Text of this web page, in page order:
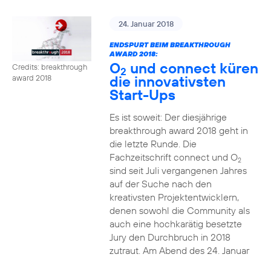
Credits: breakthrough
award 2018
24. Januar 2018
ENDSPURT BEIM BREAKTHROUGH
AWARD 2018:
O2 und connect küren
die innovativsten
Start-Ups
Es ist soweit: Der diesjährige
breakthrough award 2018 geht in
die letzte Runde. Die
Fachzeitschrift connect und O2
sind seit Juli vergangenen Jahres
auf der Suche nach den
kreativsten Projektentwicklern,
denen sowohl die Community als
auch eine hochkarätig besetzte
Jury den Durchbruch in 2018
zutraut. Am Abend des 24. Januar